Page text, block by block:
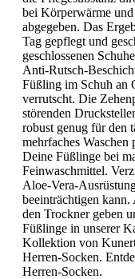
bei Körperwärme
abgegeben. Das
Tag gepflegt und
geschlossenen
Anti-Rutsch-
Füßling im Schuh an
verrutscht. Die
störenden
robust genug für den
mehrfaches
Deine Füßlinge bei
Feinwaschmittel.
Aloe-Vera-
beeinträchtigen
den Trockner geben
Füßlinge in unserer
Kollektion von
Herren-Socken.
Herren-Socken.